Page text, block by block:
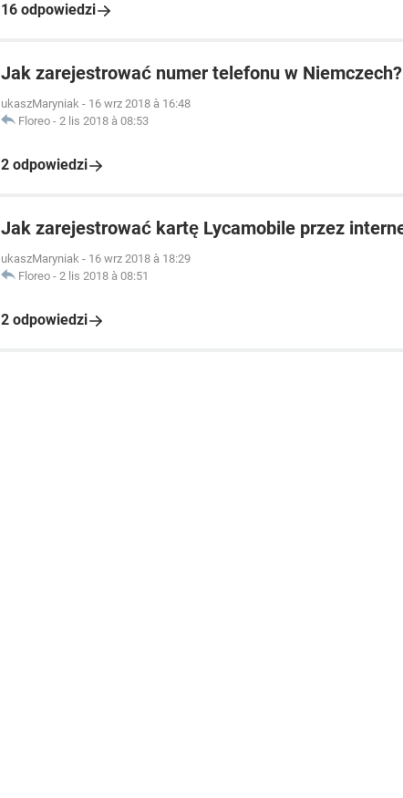
16 odpowiedzi
Jak zarejestrować numer telefonu w Niemczech?
ukaszMaryniak - 16 wrz 2018 à 16:48
Floreo - 2 lis 2018 à 08:53
2 odpowiedzi
Jak zarejestrować kartę Lycamobile przez
ukaszMaryniak - 16 wrz 2018 à 18:29
Floreo - 2 lis 2018 à 08:51
2 odpowiedzi